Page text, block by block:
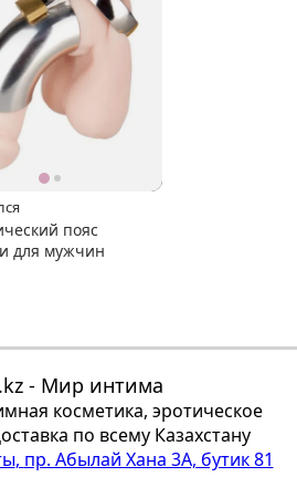
пояс
для мужчин
- Мир интима
косметика, эротическое
по всему Казахстану
, пр. Абылай Хана 3А, бутик 81